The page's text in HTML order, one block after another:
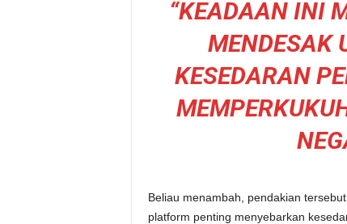
“KEADAAN INI
MENDESAK
KESEDARAN
Beliau menambah, pendakian
platform penting menyebarkan